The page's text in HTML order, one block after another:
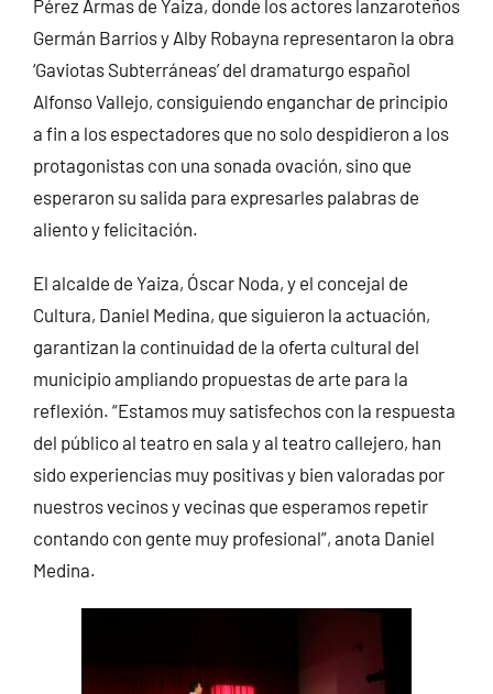
Pérez Armas de Yaiza, donde los actores lanzaroteños
Germán Barrios y Alby Robayna representaron la obra
‘Gaviotas Subterráneas’ del dramaturgo español
Alfonso Vallejo, consiguiendo enganchar de principio
a fin a los espectadores que no solo despidieron a los
protagonistas con una sonada ovación, sino que
esperaron su salida para expresarles palabras de
aliento y felicitación.
El alcalde de Yaiza, Óscar Noda, y el concejal de
Cultura, Daniel Medina, que siguieron la actuación,
garantizan la continuidad de la oferta cultural del
municipio ampliando propuestas de arte para la
reflexión. “Estamos muy satisfechos con la respuesta
del público al teatro en sala y al teatro callejero, han
sido experiencias muy positivas y bien valoradas por
nuestros vecinos y vecinas que esperamos repetir
contando con gente muy profesional”, anota Daniel
Medina.